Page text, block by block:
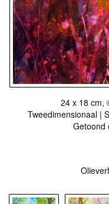
24 x 18 cm,
Tweedimensionaal |
Getoond